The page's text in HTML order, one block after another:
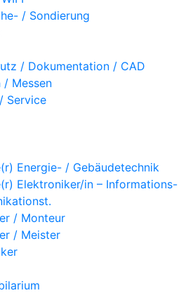
/ Sondierung
/ Dokumentation / CAD
/ Messen
Service
Energie- / Gebäudetechnik
Elektroniker/in – Informations-
/ Monteur
/ Meister